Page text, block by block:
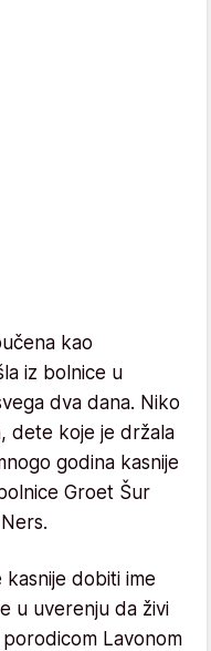
kao
iz bolnice u
dva dana. Niko
dete koje je držala
godina kasnije
Groet Šur
dobiti ime
u uverenju da živi
Lavonom